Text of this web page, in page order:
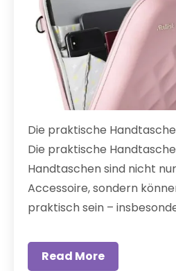
Die praktische
Die praktische
Handtaschen sind nicht
Accessoire, sondern
praktisch sein –
Read More